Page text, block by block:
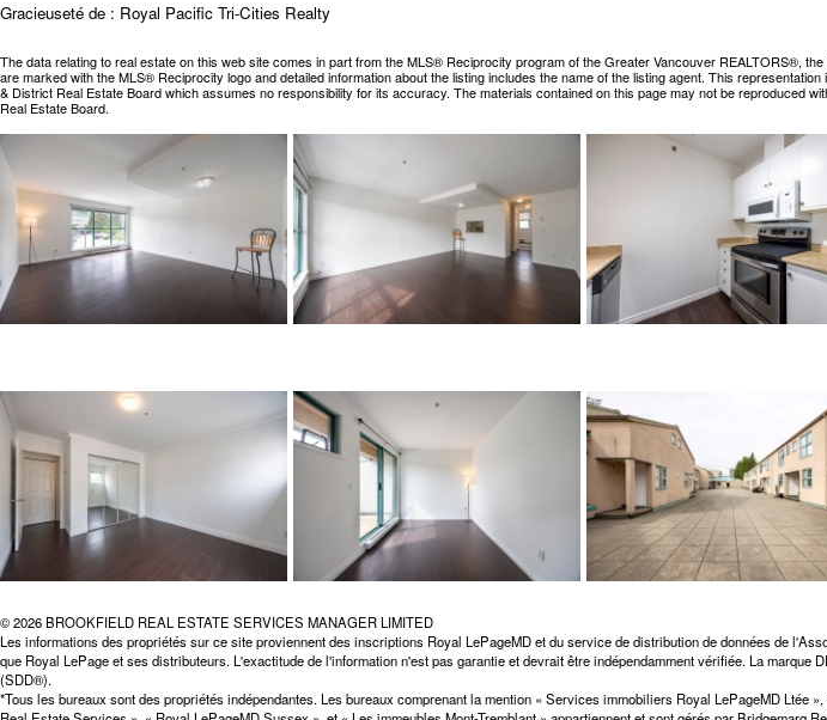
Gracieuseté de : Royal Pacific Tri-Cities Realty
The data relating to real estate on this web site comes in part from the MLS® Reciprocity program of the Greater Vancouver REALTORS®,
are marked with the MLS® Reciprocity logo and detailed information about the listing includes the name of the listing agent. This
& District Real Estate Board which assumes no responsibility for its accuracy. The materials contained on this page may not be
Real Estate Board.
© 2026 BROOKFIELD REAL ESTATE SERVICES MANAGER LIMITED
Les informations des propriétés sur ce site proviennent des inscriptions Royal LePageMD et du service de distribution de données de
que Royal LePage et ses distributeurs. L'exactitude de l'information n'est pas garantie et devrait être indépendamment vérifiée. La
(SDD®).
*Tous les bureaux sont des propriétés indépendantes. Les bureaux comprenant la mention « Services immobiliers Royal LePageMD